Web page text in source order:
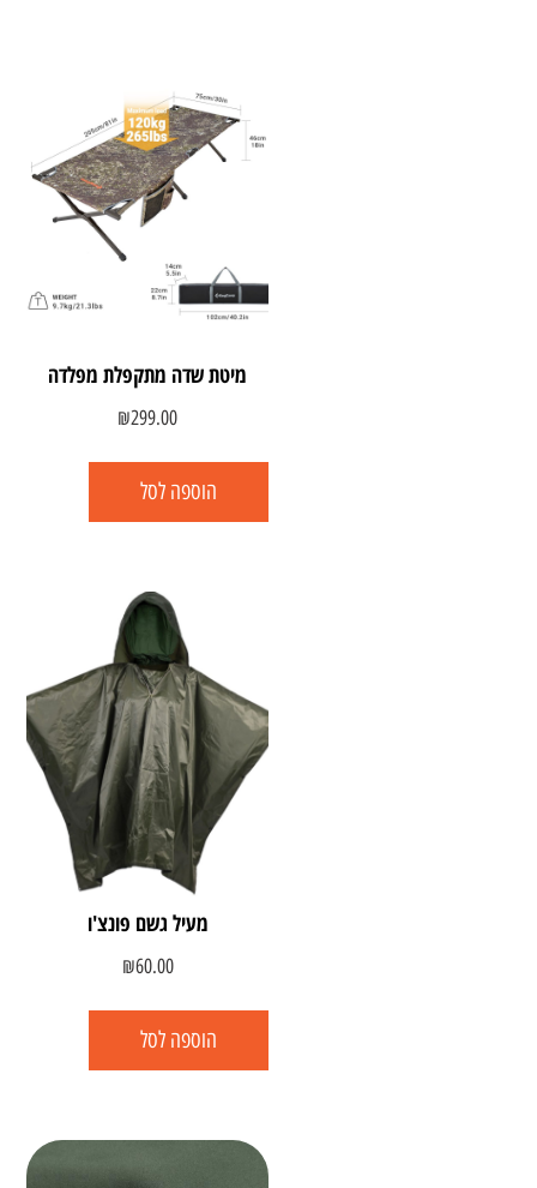
מיטת שדה מתקפלת מפלדה
₪299.00
הוספה לסל
מעיל גשם פונצ'ו
₪60.00
הוספה לסל